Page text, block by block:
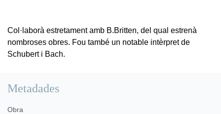
Col·laborà estretament amb B.Britten, del qual estrenà
nombroses obres. Fou també un notable intèrpret de
Schubert i Bach.
Metadades
Obra